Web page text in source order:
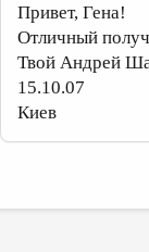
Привет, Гена!
Отличный
Твой Андрей
15.10.07
Киев